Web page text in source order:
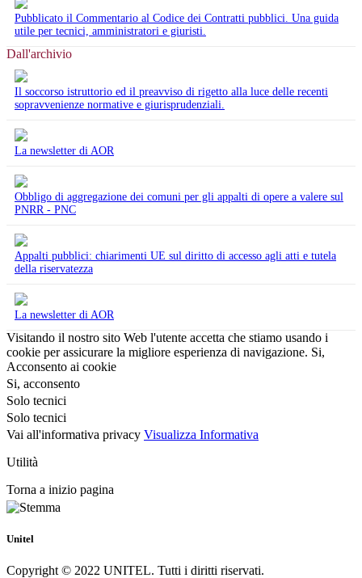
Pubblicato il Commentario al Codice dei Contratti pubblici. Una guida
utile per tecnici, amministratori e giuristi.
Dall'archivio
Il soccorso istruttorio ed il preavviso di rigetto alla luce delle recenti
sopravvenienze normative e giurisprudenziali.
La newsletter di AOR
Obbligo di aggregazione dei comuni per gli appalti di opere a valere sul
PNRR - PNC
Appalti pubblici: chiarimenti UE sul diritto di accesso agli atti e tutela
della riservatezza
La newsletter di AOR
Visitando il nostro sito Web l'utente accetta che stiamo usando i
cookie per assicurare la migliore esperienza di navigazione. Si,
Acconsento ai cookie
Si, acconsento
Solo tecnici
Solo tecnici
Vai all'informativa privacy Visualizza Informativa
Utilità
Torna a inizio pagina
Unitel
Copyright © 2022 UNITEL. Tutti i diritti riservati.